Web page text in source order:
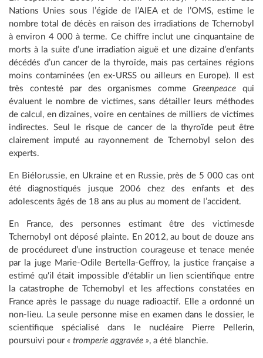
Nations Unies sous l’égide de l’AIEA et de l’OMS, estime le
nombre total de décès en raison des irradiations de Tchernobyl
à environ 4 000 à terme. Ce chiffre inclut une cinquantaine de
morts à la suite d’une irradiation aiguë et une dizaine d’enfants
décédés d’un cancer de la thyroïde, mais pas certaines régions
moins contaminées (en ex-URSS ou ailleurs en Europe). Il est
très contesté par des organismes commeGreenpeace qui
évaluent le nombre de victimes, sans détailler leurs méthodes
de calcul, en dizaines, voire en centaines de milliers de victimes
indirectes. Seul le risque de cancer de la thyroïde peut être
clairement imputé au rayonnement de Tchernobyl selon des
experts.
En Biélorussie, en Ukraine et en Russie, près de 5 000 cas ont
été diagnostiqués jusque 2006 chez des enfants et des
adolescents âgés de 18 ans au plus au moment de l’accident.
En France, des personnes estimant être des victimesde
Tchernobyl ont déposé plainte. En 2012, au bout de douze ans
de procédureet d’une instruction courageuse et tenace menée
par la juge Marie-Odile Bertella-Geffroy, la justice française a
estimé qu'il était impossible d'établir un lien scientifique entre
la catastrophe de Tchernobyl et les affections constatées en
France après le passage du nuage radioactif. Elle a ordonné un
non-lieu. La seule personne mise en examen dans le dossier, le
scientifique spécialisé dans le nucléaire Pierre Pellerin,
poursuivi pour « tromperie aggravée », a été blanchie.